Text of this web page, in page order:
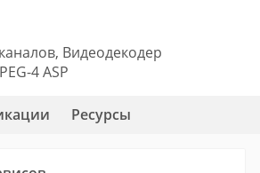
Видеодекодер
4 ASP
Ресурсы